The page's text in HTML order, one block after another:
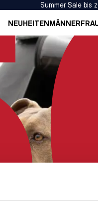
Summer Sale bis
NEUHEITENMÄNNER